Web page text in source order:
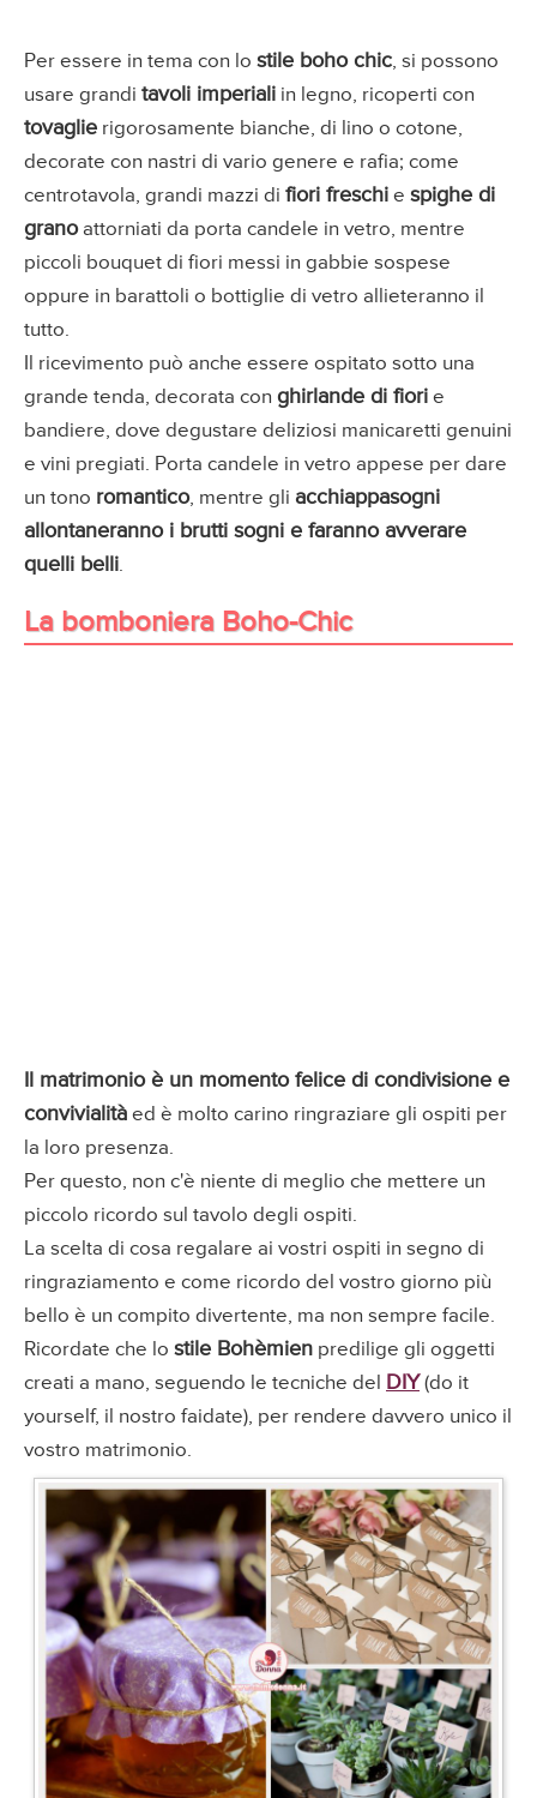
Per essere in tema con lo stile boho chic, si possono
usare grandi tavoli imperiali in legno, ricoperti con
tovaglie rigorosamente bianche, di lino o cotone,
decorate con nastri di vario genere e rafia; come
centrotavola, grandi mazzi di fiori freschi e spighe di
granoattorniati da porta candele in vetro, mentre
piccoli bouquet di fiori messi in gabbie sospese
oppure in barattoli o bottiglie di vetro allieteranno il
tutto.
Il ricevimento può anche essere ospitato sotto una
grande tenda, decorata con ghirlande di fiori e
bandiere, dove degustare deliziosi manicaretti genuini
e vini pregiati. Porta candele in vetro appese per dare
un tono romantico, mentre gli acchiappasogni
allontaneranno i brutti sogni e faranno avverare
quelli belli.
La bomboniera Boho-Chic
Il matrimonio è un momento felice di condivisione e
convivialità ed è molto carino ringraziare gli ospiti per
la loro presenza.
Per questo, non c'è niente di meglio che mettere un
piccolo ricordo sul tavolo degli ospiti.
La scelta di cosa regalare ai vostri ospiti in segno di
ringraziamento e come ricordo del vostro giorno più
bello è un compito divertente, ma non sempre facile.
Ricordate che lo stile Bohèmien predilige gli oggetti
creati a mano, seguendo le tecniche del DIY(do it
yourself, il nostro faidate), per rendere davvero unico il
vostro matrimonio.